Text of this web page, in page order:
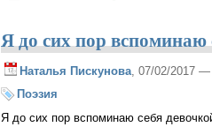
Я до сих пор вспоминаю
Наталья Пискунова , 07/02/2017
Поэзия
Я до сих пор вспоминаю себя